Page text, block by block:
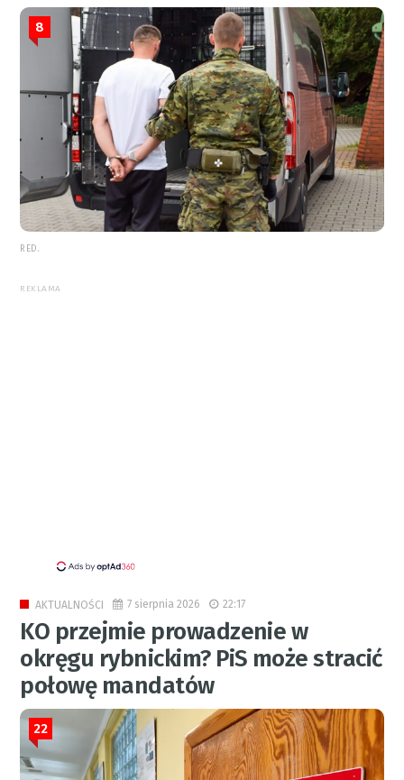
8
RED.
REKLAMA
AKTUALNOŚCI 7 sierpnia 2026 22:17
KO przejmie prowadzenie w
okręgu rybnickim? PiS może stracić
połowę mandatów
22